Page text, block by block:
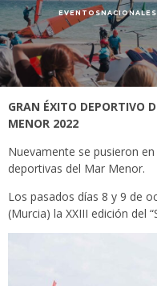
EVENTOSNACIONALES
GRAN ÉXITO DEPORTIVO
MENOR 2022
Nuevamente se pusieron
deportivas del Mar Menor.
Los pasados días 8 y 9 de
(Murcia) la XXIII edición del